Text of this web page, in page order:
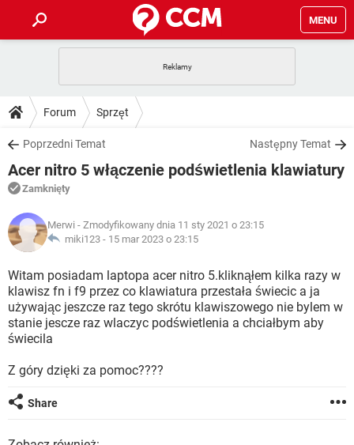
MENU
GRY
SPOTIFY
INSTAGRAM FACEBOOK
WINDOWS 10
PORADY
PlayStation
SPOTIFY
INSTAGRAM
WINDOWS 10
DO POBRANIA
ANDROID TIKTOK
GRY
IOS NETFLIX
INSTAGRAM
WINDOWS 10
FORUM
COVID-19
GRY WHATSAPP
INSTAGRAM FACEBOOK
WINDOWS 10
ARTYKUŁY
COVID-19
GRY WHATSAPP
SPOTIFY NETFLIX
INSTAGRAM
Forum Sprzęt
Poprzedni Temat Następny Temat
Acer nitro 5 włączenie podświetlenia klawiatury
Zamknięty
Merwi - Zmodyfikowany dnia 11 sty 2021 o 23:15
miki123 - 15 mar 2023 o 23:15
Witam posiadam laptopa acer nitro 5.kliknąłem kilka razy w
klawisz fn i f9 przez co klawiatura przestała świecic a ja
używając jeszcze raz tego skrótu klawiszowego nie bylem w
stanie jescze raz wlaczyc podświetlenia a chciałbym aby
świecila
Z góry dzięki za pomoc????
Share